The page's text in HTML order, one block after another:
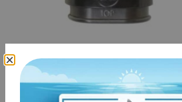
Boccaglio di ricambio COMFORT
Aqualung/Apeks